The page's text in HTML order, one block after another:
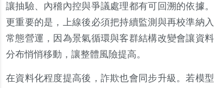
讓抽驗、內稽內控與爭議處理都有可回溯的依據。
更重要的是，上線後必須把持續監測與再校準納入
常態營運，因為景氣循環與客群結構改變會讓資料
分布悄悄移動，讓整體風險提高。
在資料化程度提高後，詐欺也會同步升級。若模型